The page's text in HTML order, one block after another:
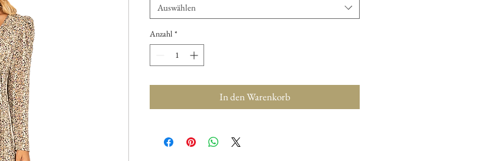
Auswählen
Anzahl *
In den Warenkorb